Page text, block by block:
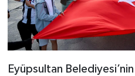
Eyüpsultan